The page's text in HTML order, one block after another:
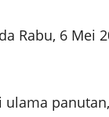
Rabu, 6 Mei
ulama